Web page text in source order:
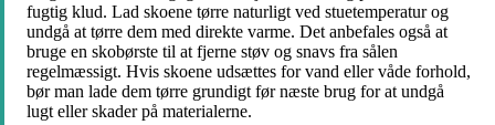
fugtig klud. Lad skoene tørre naturligt ved stuetemperatur og
undgå at tørre dem med direkte varme. Det anbefales også at
bruge en skobørste til at fjerne støv og snavs fra sålen
regelmæssigt. Hvis skoene udsættes for vand eller våde forhold,
bør man lade dem tørre grundigt før næste brug for at undgå
lugt eller skader på materialerne.